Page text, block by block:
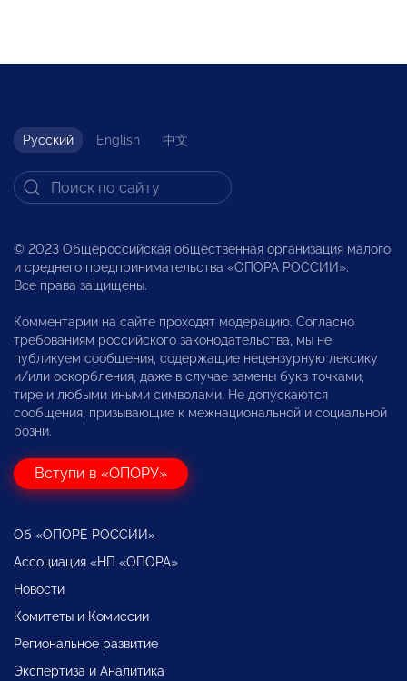
Русский English 中文
© 2023 Общероссийская общественная организация малого
и среднего предпринимательства «ОПОРА РОССИИ».
Все права защищены.
Комментарии на сайте проходят модерацию. Согласно
требованиям российского законодательства, мы не
публикуем сообщения, содержащие нецензурную лексику
и/или оскорбления, даже в случае замены букв точками,
тире и любыми иными символами. Не допускаются
сообщения, призывающие к межнациональной и социальной
розни.
Вступи в «ОПОРУ»
Об «ОПОРЕ РОССИИ»
Ассоциация «НП «ОПОРА»
Новости
Комитеты и Комиссии
Региональное развитие
Экспертиза и Аналитика